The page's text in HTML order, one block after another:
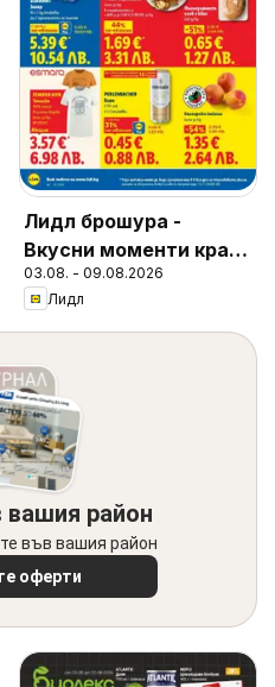
Лидл брошура -
Вкусни моменти край
грила
03.08. - 09.08.2026
Лидл
район
във вашия район
оферти